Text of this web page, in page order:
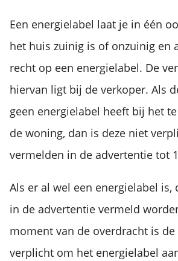
Een energielabel laat je in één
het huis zuinig is of onzuinig en
recht op een energielabel. De
hiervan ligt bij de verkoper. Als
geen energielabel heeft bij het
de woning, dan is deze niet
vermelden in de advertentie tot
Als er al wel een energielabel is,
in de advertentie vermeld
moment van de overdracht is
verplicht om het energielabel